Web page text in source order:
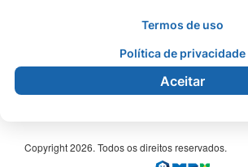
De Segunda à Sexta.
Copyright 2026. Todos os direitos reservados.
Termos de uso
Política de privacidade
Aceitar